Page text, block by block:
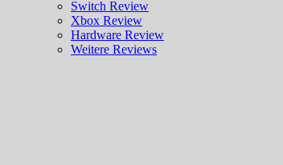
Switch Review
Xbox Review
Hardware Review
Weitere Reviews